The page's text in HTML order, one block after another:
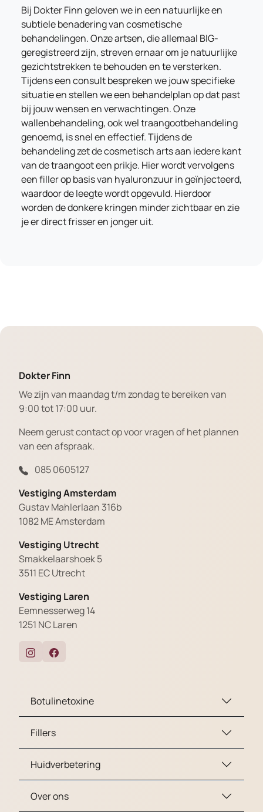
Bij Dokter Finn geloven we in een natuurlijke en
subtiele benadering van cosmetische
behandelingen. Onze artsen, die allemaal BIG-
geregistreerd zijn, streven ernaar om je natuurlijke
gezichtstrekken te behouden en te versterken.
Tijdens een consult bespreken we jouw specifieke
situatie en stellen we een behandelplan op dat past
bij jouw wensen en verwachtingen. Onze
wallenbehandeling, ook wel traangootbehandeling
genoemd, is snel en effectief. Tijdens de
behandeling zet de cosmetisch arts aan iedere kant
van de traangoot een prikje. Hier wordt vervolgens
een filler op basis van hyaluronzuur in geïnjecteerd,
waardoor de leegte wordt opgevuld. Hierdoor
worden de donkere kringen minder zichtbaar en zie
je er direct frisser en jonger uit.
Dokter Finn
We zijn van maandag t/m zondag te bereiken van
9:00 tot 17:00 uur.
Neem gerust contact op voor vragen of het plannen
van een afspraak.
085 0605127
Vestiging Amsterdam
Gustav Mahlerlaan 316b
1082 ME Amsterdam
Vestiging Utrecht
Smakkelaarshoek 5
3511 EC Utrecht
Vestiging Laren
Eemnesserweg 14
1251 NC Laren
Botulinetoxine
Fillers
Huidverbetering
Over ons